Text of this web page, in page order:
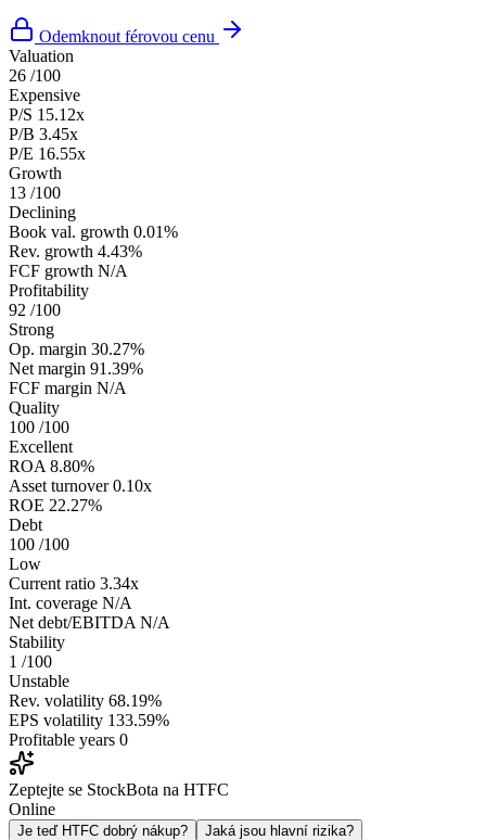
Odemknout férovou cenu
Valuation
26 /100
Expensive
P/S 15.12x
P/B 3.45x
P/E 16.55x
Growth
13 /100
Declining
Book val. growth 0.01%
Rev. growth 4.43%
FCF growth N/A
Profitability
92 /100
Strong
Op. margin 30.27%
Net margin 91.39%
FCF margin N/A
Quality
100 /100
Excellent
ROA 8.80%
Asset turnover 0.10x
ROE 22.27%
Debt
100 /100
Low
Current ratio 3.34x
Int. coverage N/A
Net debt/EBITDA N/A
Stability
1 /100
Unstable
Rev. volatility 68.19%
EPS volatility 133.59%
Profitable years 0
Zeptejte se StockBota na HTFC
Online
Je teď HTFC dobrý nákup?
Jaká jsou hlavní rizika?